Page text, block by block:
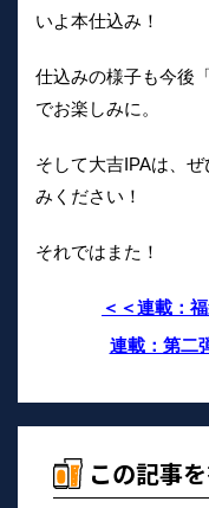
いよ本仕込み！
仕込みの様子も今後
でお楽しみに。
そして大吉IPAは、
みください！
それではまた！
＜＜連載：
連載：第二
この記事